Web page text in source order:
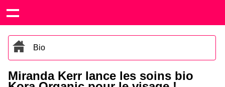
Bio
Miranda Kerr lance les soins bio